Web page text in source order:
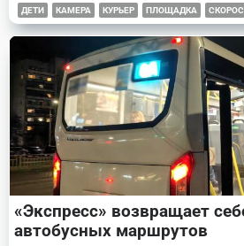
ДЕТИ КАМЕРА КУРЬЕР ПЛОЩАДКА
«Экспресс» возвращает
автобусных маршрутов